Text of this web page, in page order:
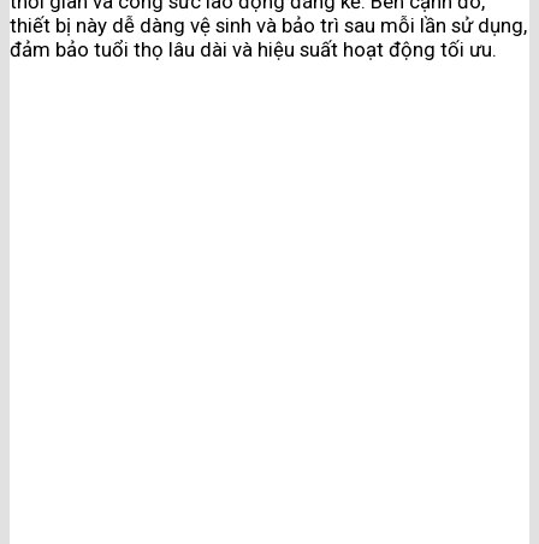
thiết bị này dễ dàng vệ sinh và bảo trì sau mỗi lần sử dụng,
đảm bảo tuổi thọ lâu dài và hiệu suất hoạt động tối ưu​.